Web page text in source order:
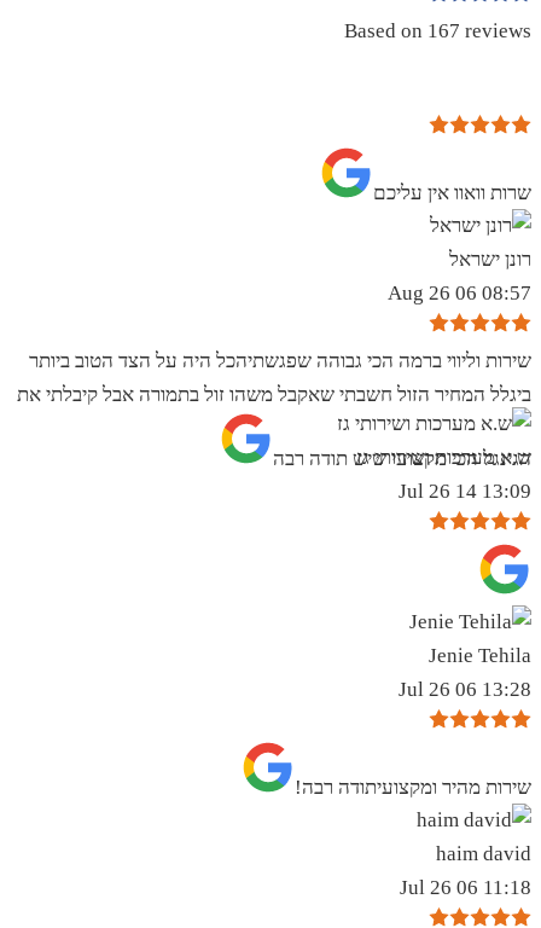
Based on 167 reviews
שרות וואוו אין עליכם
רונן ישראל
08:57 06 Aug 26
שירות וליווי ברמה הכי גבוהה שפגשתיהכל היה על הצד הטוב ביותר
ביגלל המחיר הזול חשבתי שאקבל משהו זול בתמורה אבל קיבלתי את
הגינגל הכי מקצועי שיש תודה רבה
ש.א מערכות ושירותי גז
13:09 14 Jul 26
Jenie Tehila
13:28 06 Jul 26
שירות מהיר ומקצועיתודה רבה!
haim david
11:18 06 Jul 26